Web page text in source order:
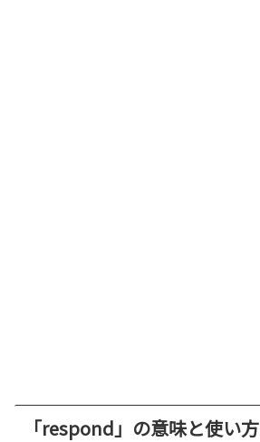
「respond」の意味と使い方